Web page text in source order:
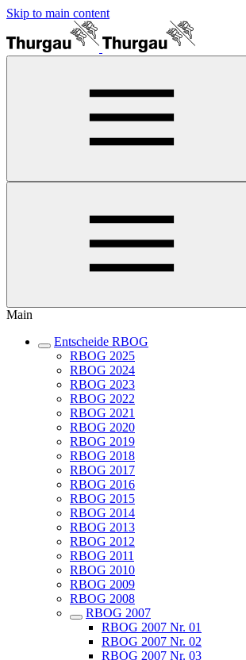
Skip to main content
Main
Entscheide RBOG
RBOG 2025
RBOG 2024
RBOG 2023
RBOG 2022
RBOG 2021
RBOG 2020
RBOG 2019
RBOG 2018
RBOG 2017
RBOG 2016
RBOG 2015
RBOG 2014
RBOG 2013
RBOG 2012
RBOG 2011
RBOG 2010
RBOG 2009
RBOG 2008
RBOG 2007
RBOG 2007 Nr. 01
RBOG 2007 Nr. 02
RBOG 2007 Nr. 03